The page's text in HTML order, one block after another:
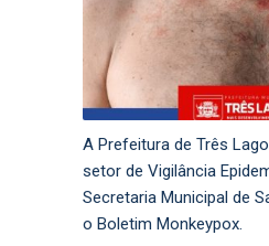
A Prefeitura de Três
setor de Vigilância
Secretaria Municipal de
o Boletim Monkeypox.